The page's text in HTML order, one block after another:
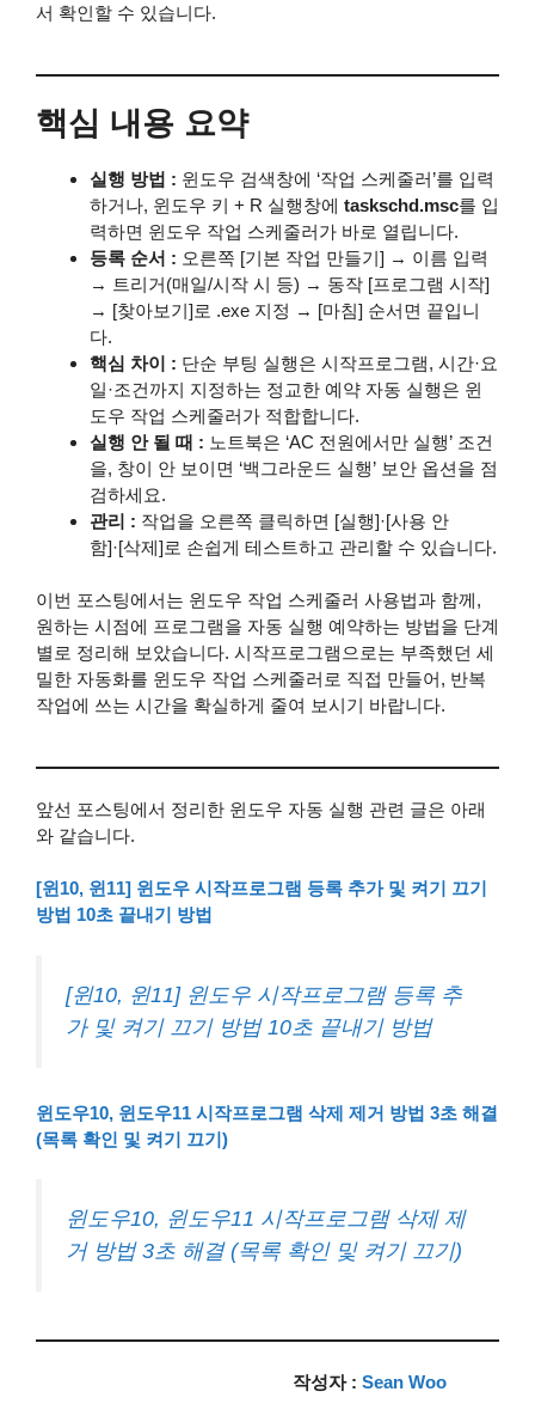
서 확인할 수 있습니다.
핵심 내용 요약
실행 방법 : 윈도우 검색창에 ‘작업 스케줄러’를 입력
하거나, 윈도우 키 + R 실행창에 taskschd.msc를 입
력하면 윈도우 작업 스케줄러가 바로 열립니다.
등록 순서 : 오른쪽 [기본 작업 만들기] → 이름 입력
→ 트리거(매일/시작 시 등) → 동작 [프로그램 시작]
→ [찾아보기]로 .exe 지정 → [마침] 순서면 끝입니
다.
핵심 차이 : 단순 부팅 실행은 시작프로그램, 시간·요
일·조건까지 지정하는 정교한 예약 자동 실행은 윈
도우 작업 스케줄러가 적합합니다.
실행 안 될 때 : 노트북은 ‘AC 전원에서만 실행’ 조건
을, 창이 안 보이면 ‘백그라운드 실행’ 보안 옵션을 점
검하세요.
관리 : 작업을 오른쪽 클릭하면 [실행]·[사용 안
함]·[삭제]로 손쉽게 테스트하고 관리할 수 있습니다.
이번 포스팅에서는 윈도우 작업 스케줄러 사용법과 함께,
원하는 시점에 프로그램을 자동 실행 예약하는 방법을 단계
별로 정리해 보았습니다. 시작프로그램으로는 부족했던 세
밀한 자동화를 윈도우 작업 스케줄러로 직접 만들어, 반복
작업에 쓰는 시간을 확실하게 줄여 보시기 바랍니다.
앞선 포스팅에서 정리한 윈도우 자동 실행 관련 글은 아래
와 같습니다.
[윈10, 윈11] 윈도우 시작프로그램 등록 추가 및 켜기 끄기
방법 10초 끝내기 방법
[윈10, 윈11] 윈도우 시작프로그램 등록 추
가 및 켜기 끄기 방법 10초 끝내기 방법
윈도우10, 윈도우11 시작프로그램 삭제 제거 방법 3초 해결
(목록 확인 및 켜기 끄기)
윈도우10, 윈도우11 시작프로그램 삭제 제
거 방법 3초 해결 (목록 확인 및 켜기 끄기)
작성자 : Sean Woo